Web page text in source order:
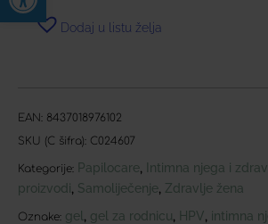
Dodaj u listu želja
EAN: 8437018976102
SKU (C šifra): C024607
Kategorije: Papilocare Intimna njega i
proizvodi Samoliječenje Zdravlje žena
Oznake: gel gel za rodnicu HPV intimna